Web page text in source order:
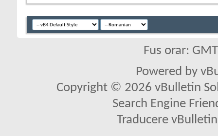
Fus orar:
Powered by
Copyright © 2026 vBulletin
Search Engine
Traducere